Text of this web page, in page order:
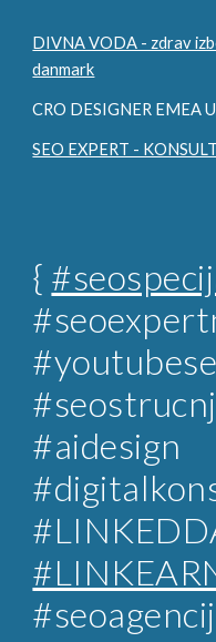
DIVNA VODA - zdrav
danmark
CRO DESIGNER EMEA
SEO EXPERT -
{
#aidesign
#